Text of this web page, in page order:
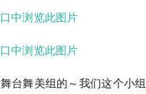
台舞美组的～我们这个小